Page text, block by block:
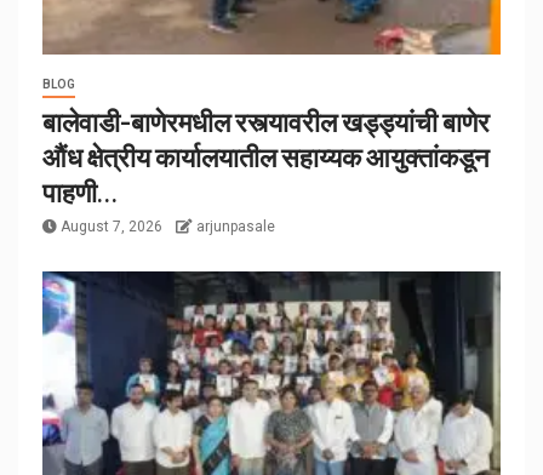
BLOG
बालेवाडी-बाणेरमधील रस्त्यावरील खड्ड्यांची बाणेर
औंध क्षेत्रीय कार्यालयातील सहाय्यक आयुक्तांकडून
पाहणी…
August 7, 2026 arjunpasale